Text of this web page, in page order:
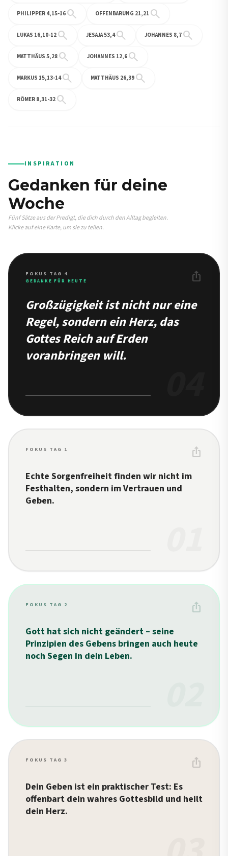
PHILIPPER 4,15-16 search OFFENBARUNG 21,21 search
LUKAS 16,10-12 search JESAJA 53,4search JOHANNES 8,7 search
MATTHÄUS 5,28 search JOHANNES 12,6 search
MARKUS 15,13-14search MATTHÄUS 26,39 search
RÖMER 8,31-32 search
INSPIRATION
Gedanken für deine
Woche
Fünf Sätze aus der Predigt, die dich durch den Alltag begleiten.
Klicke auf eine Karte, um sie zu teilen.
FOKUS TAG 4
GEDANKE FÜR HEUTE ios_share
Großzügigkeit ist nicht nur eine
Regel, sondern ein Herz, das
Gottes Reich auf Erden
voranbringen will.
FOKUS TAG 1 ios_share
Echte Sorgenfreiheit finden wir nicht im
Festhalten, sondern im Vertrauen und
Geben.
FOKUS TAG 2 ios_share
Gott hat sich nicht geändert – seine
Prinzipien des Gebens bringen auch heute
noch Segen in dein Leben.
FOKUS TAG 3 ios_share
Dein Geben ist ein praktischer Test: Es
offenbart dein wahres Gottesbild und heilt
dein Herz.